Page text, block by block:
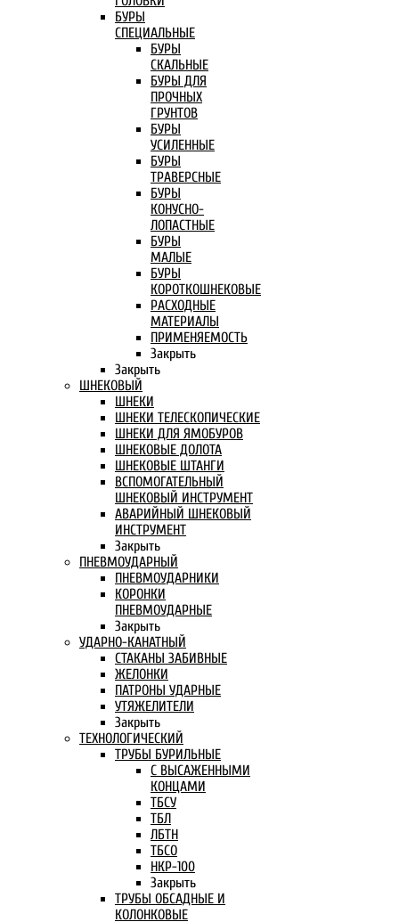
БУРЫ
СПЕЦИАЛЬНЫЕ
БУРЫ
СКАЛЬНЫЕ
БУРЫ ДЛЯ
ПРОЧНЫХ
ГРУНТОВ
БУРЫ
УСИЛЕННЫЕ
БУРЫ
ТРАВЕРСНЫЕ
БУРЫ
КОНУСНО-
ЛОПАСТНЫЕ
БУРЫ
МАЛЫЕ
БУРЫ
КОРОТКОШНЕКОВЫЕ
РАСХОДНЫЕ
МАТЕРИАЛЫ
ПРИМЕНЯЕМОСТЬ
Закрыть
Закрыть
ШНЕКОВЫЙ
ШНЕКИ
ШНЕКИ ТЕЛЕСКОПИЧЕСКИЕ
ШНЕКИ ДЛЯ ЯМОБУРОВ
ШНЕКОВЫЕ ДОЛОТА
ШНЕКОВЫЕ ШТАНГИ
ВСПОМОГАТЕЛЬНЫЙ
ШНЕКОВЫЙ ИНСТРУМЕНТ
АВАРИЙНЫЙ ШНЕКОВЫЙ
ИНСТРУМЕНТ
Закрыть
ПНЕВМОУДАРНЫЙ
ПНЕВМОУДАРНИКИ
КОРОНКИ
ПНЕВМОУДАРНЫЕ
Закрыть
УДАРНО-КАНАТНЫЙ
СТАКАНЫ ЗАБИВНЫЕ
ЖЕЛОНКИ
ПАТРОНЫ УДАРНЫЕ
УТЯЖЕЛИТЕЛИ
Закрыть
ТЕХНОЛОГИЧЕСКИЙ
ТРУБЫ БУРИЛЬНЫЕ
С ВЫСАЖЕННЫМИ
КОНЦАМИ
ТБСУ
ТБЛ
ЛБТН
ТБСО
НКР-100
Закрыть
ТРУБЫ ОБСАДНЫЕ И
КОЛОНКОВЫЕ